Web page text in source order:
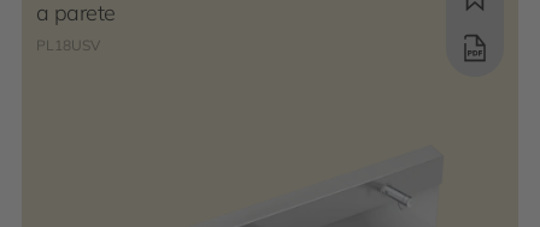
a parete
PL18USV